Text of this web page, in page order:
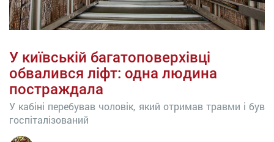
У київській багатоповерхівці
обвалився ліфт: одна людина
постраждала
У кабіні перебував чоловік, який отримав травми і був
госпіталізований